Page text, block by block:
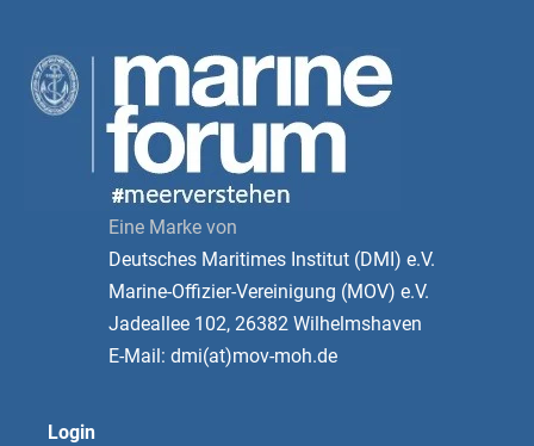
Eine Marke von
Deutsches Maritimes Institut (DMI) e.V.
Marine-Offizier-Vereinigung (MOV) e.V.
Jadeallee 102, 26382 Wilhelmshaven
E-Mail: dmi(at)mov-moh.de
Login